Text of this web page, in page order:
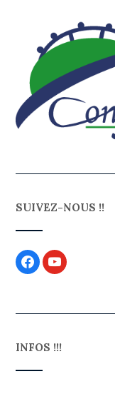
SUIVEZ-NOUS !!
INFOS !!!